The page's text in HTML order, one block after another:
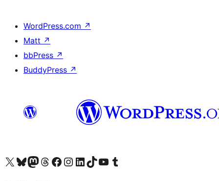
WordPress.com ↗
Matt ↗
bbPress ↗
BuddyPress ↗
查看我們的 X (之前的 Twitter) 帳號造訪我們的 Bluesky 帳號造訪我們的 Mastodon 帳號造訪我們的 Threads 帳號 造訪我們的 Facebook 粉絲專頁Visit our Instagram account
Visit our LinkedIn account
造訪我們的 TikTok 帳號Visit our YouTube channel
造訪我們的 Tumblr 帳號